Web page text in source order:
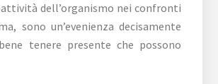
dell’organismo nei confronti
sono un’evenienza decisamente
tenere presente che possono